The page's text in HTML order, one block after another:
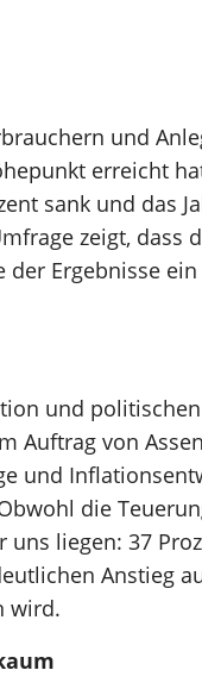
und
erreicht
sank und das
zeigt,
Ergebnisse
und
Auftrag von
und
die
liegen: 37
Anstieg
wird.